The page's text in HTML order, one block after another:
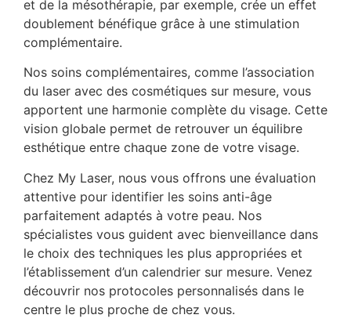
et de la mésothérapie, par exemple, crée un effet
doublement bénéfique grâce à une stimulation
complémentaire.
Nos soins complémentaires, comme l’association
du laser avec des cosmétiques sur mesure, vous
apportent une harmonie complète du visage. Cette
vision globale permet de retrouver un équilibre
esthétique entre chaque zone de votre visage.
Chez My Laser, nous vous offrons une évaluation
attentive pour identifier les soins anti-âge
parfaitement adaptés à votre peau. Nos
spécialistes vous guident avec bienveillance dans
le choix des techniques les plus appropriées et
l’établissement d’un calendrier sur mesure. Venez
découvrir nos protocoles personnalisés dans le
centre le plus proche de chez vous.